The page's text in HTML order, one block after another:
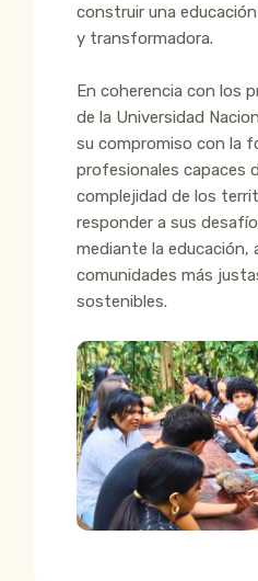
construir una
y transformadora.
En coherencia con los
de la Universidad
su compromiso con la
profesionales capaces
complejidad de los
responder a sus
mediante la
comunidades más
sostenibles.